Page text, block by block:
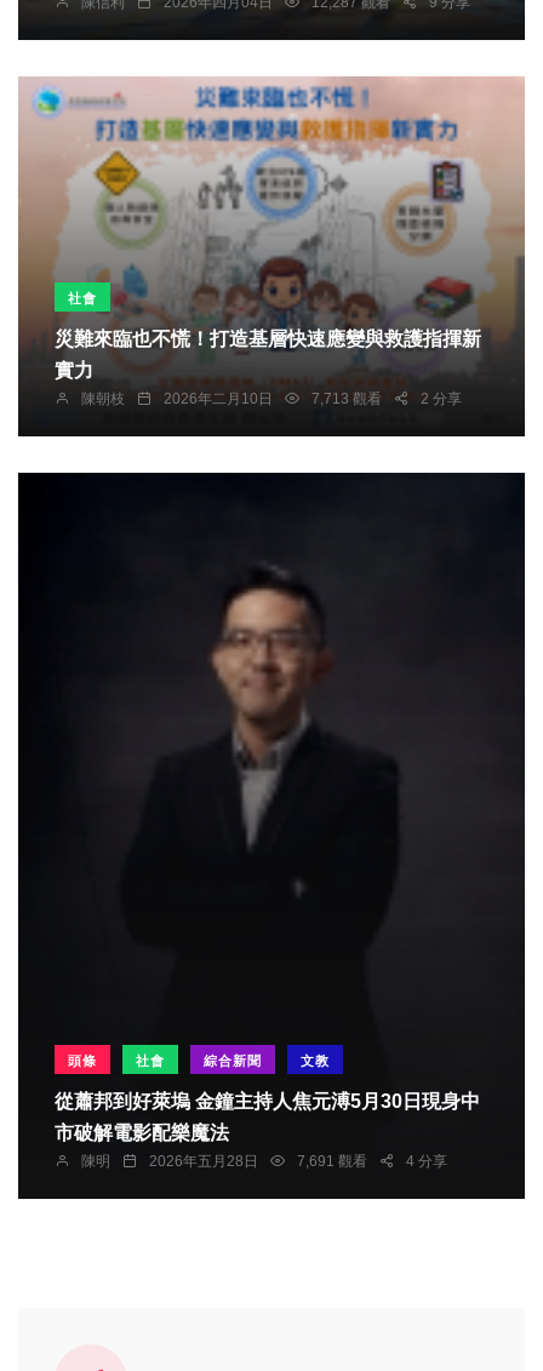
社會
災難來臨也不慌！打造基層快速應變與救護指揮新
實力
陳朝枝 2026年二月10日 7,713 觀看 2 分享
頭條 社會 綜合新聞 文教
從蕭邦到好萊塢 金鐘主持人焦元溥5月30日現身中
市破解電影配樂魔法
陳明 2026年五月28日 7,691 觀看 4 分享